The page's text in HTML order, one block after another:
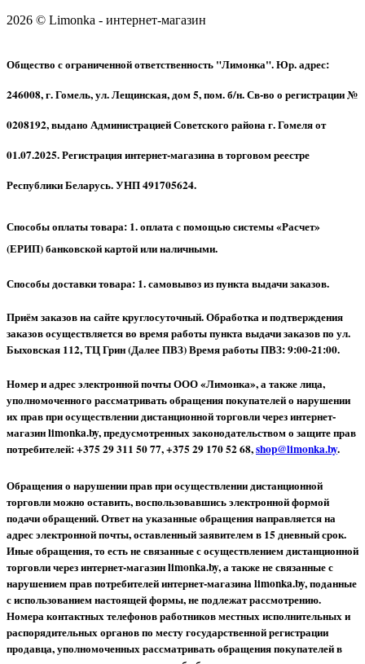
2026 © Limonka - интернет-магазин
Общество с ограниченной ответственность "Лимонка". Юр. адрес:
246008, г. Гомель, ул. Лещинская, дом 5, пом. б/н. Св-во о регистрации №
0208192, выдано Администрацией Советского района г. Гомеля от
01.07.2025. Регистрация интернет-магазина в торговом реестре
Республики Беларусь. УНП 491705624.
Способы оплаты товара: 1. оплата с помощью системы «Расчет»
(ЕРИП) банковской картой или наличными.
Способы доставки товара: 1. самовывоз из пункта выдачи заказов.
Приём заказов на сайте круглосуточный. Обработка и подтверждения
заказов осуществляется во время работы пункта выдачи заказов по ул.
Быховская 112, ТЦ Грин (Далее ПВЗ) Время работы ПВЗ: 9:00-21:00.
Номер и адрес электронной почты ООО «Лимонка», а также лица,
уполномоченного рассматривать обращения покупателей о нарушении
их прав при осуществлении дистанционной торговли через интернет-
магазин limonka.by, предусмотренных законодательством о защите прав
потребителей: +375 29 311 50 77, +375 29 170 52 68,shop@limonka.by.
Обращения о нарушении прав при осуществлении дистанционной
торговли можно оставить, воспользовавшись электронной формой
подачи обращений. Ответ на указанные обращения направляется на
адрес электронной почты, оставленный заявителем в 15 дневный срок.
Иные обращения, то есть не связанные с осуществлением дистанционной
торговли через интернет-магазин limonka.by, а также не связанные с
нарушением прав потребителей интернет-магазина limonka.by, поданные
с использованием настоящей формы, не подлежат рассмотрению.
Номера контактных телефонов работников местных исполнительных и
распорядительных органов по месту государственной регистрации
продавца, уполномоченных рассматривать обращения покупателей в